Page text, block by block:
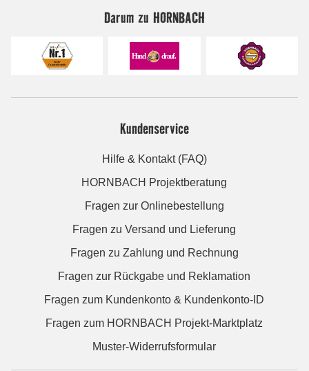
Darum zu HORNBACH
Kundenservice
Hilfe & Kontakt (FAQ)
HORNBACH Projektberatung
Fragen zur Onlinebestellung
Fragen zu Versand und Lieferung
Fragen zu Zahlung und Rechnung
Fragen zur Rückgabe und Reklamation
Fragen zum Kundenkonto & Kundenkonto-ID
Fragen zum HORNBACH Projekt-Marktplatz
Muster-Widerrufsformular